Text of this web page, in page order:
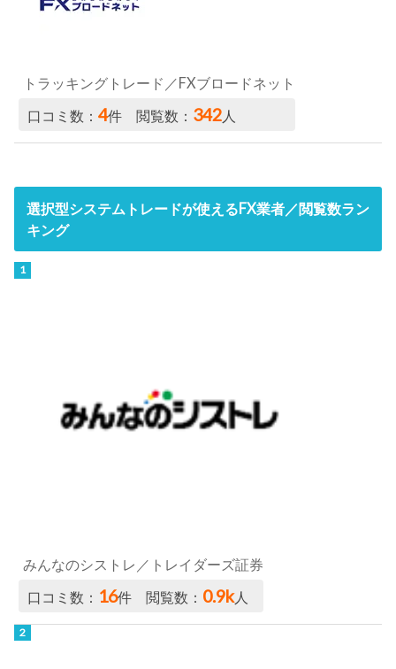
トラッキングトレード／FXブロードネット
口コミ数：4件 閲覧数： 342人
選択型システムトレードが使えるFX業者／閲覧数ラン
キング
みんなのシストレ／トレイダーズ証券
口コミ数： 16件 閲覧数： 0.9k人